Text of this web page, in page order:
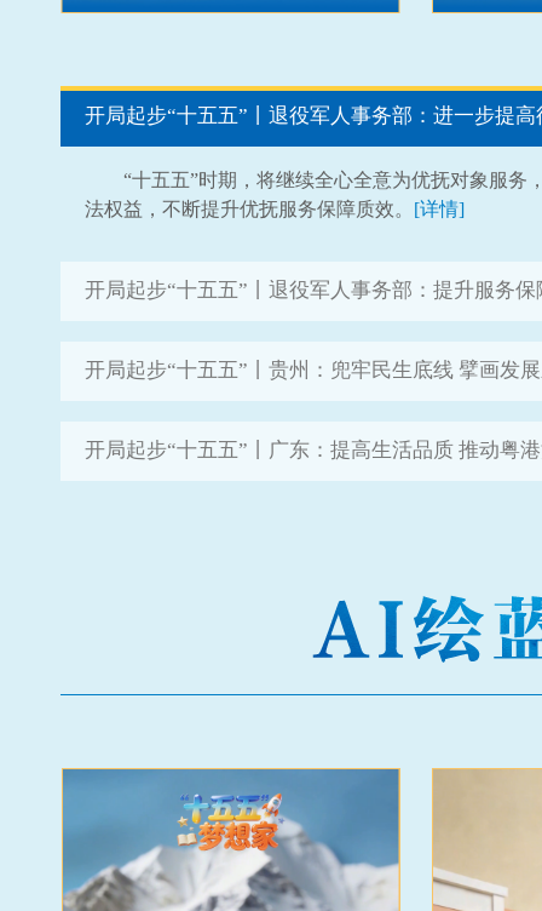
“十五五”时期，将继续全心全意为优抚对象服务
法权益，不断提升优抚服务保障质效。 [详情]
开局起步“十五五”丨贵州：兜牢民生底线 擘画发